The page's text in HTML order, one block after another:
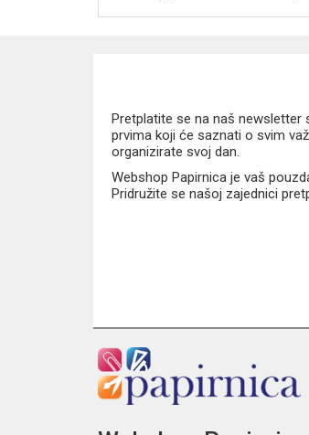
Pretplatite se na naš newsletter
prvima koji će saznati o svim
organizirate svoj dan.
Webshop Papirnica je vaš
Pridružite se našoj zajednici